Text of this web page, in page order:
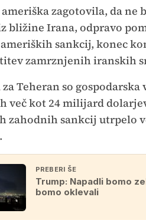
zagotovila, da ne
bližine Irana, odpravo
sankcij, konec
zamrznjenih iranskih
Teheran so
več kot 24 milijard
zahodnih sankcij utrpelo
PREBERI ŠE
Trump: Napadli bomo
bomo oklevali